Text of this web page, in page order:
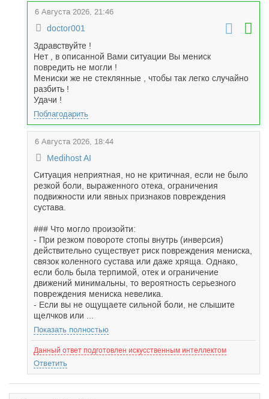
6 Августа 2026, 21:46
doctor001
Здравствуйте !
Нет , в описанной Вами ситуации Вы мениск
повредить не могли !
Мениски же не стеклянные , чтобы так легко случайно
разбить !
Удачи !
Поблагодарить
6 Августа 2026, 18:44
Medihost AI
Ситуация неприятная, но не критичная, если не было
резкой боли, выраженного отека, ограничения
подвижности или явных признаков повреждения
сустава.
### Что могло произойти:
- При резком повороте стопы внутрь (инверсия)
действительно существует риск повреждения мениска,
связок коленного сустава или даже хряща. Однако,
если боль была терпимой, отек и ограничение
движений минимальны, то вероятность серьезного
повреждения мениска невелика.
- Если вы не ощущаете сильной боли, не слышите
щелчков или ...
Показать полностью
Данный ответ подготовлен искусственным интеллектом
Ответить